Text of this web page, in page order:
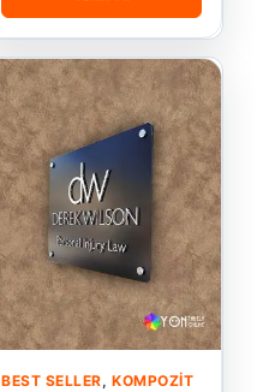
BEST SELLER,KOMPOZIT